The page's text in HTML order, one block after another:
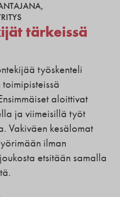
,
tärkeissä
työskenteli
aloittivat
ja viimeisillä työt
Vakiväen kesälomat
ilman
etsitään samalla